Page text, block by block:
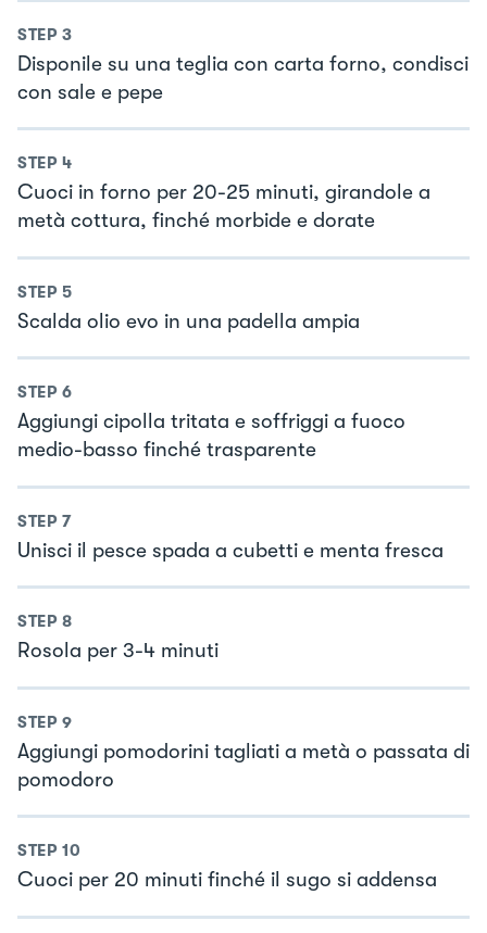
STEP 3
Disponile su una teglia con carta forno, condisci
con sale e pepe
STEP 4
Cuoci in forno per 20-25 minuti, girandole a
metà cottura, finché morbide e dorate
STEP 5
Scalda olio evo in una padella ampia
STEP 6
Aggiungi cipolla tritata e soffriggi a fuoco
medio-basso finché trasparente
STEP 7
Unisci il pesce spada a cubetti e menta fresca
STEP 8
Rosola per 3-4 minuti
STEP 9
Aggiungi pomodorini tagliati a metà o passata di
pomodoro
STEP 10
Cuoci per 20 minuti finché il sugo si addensa